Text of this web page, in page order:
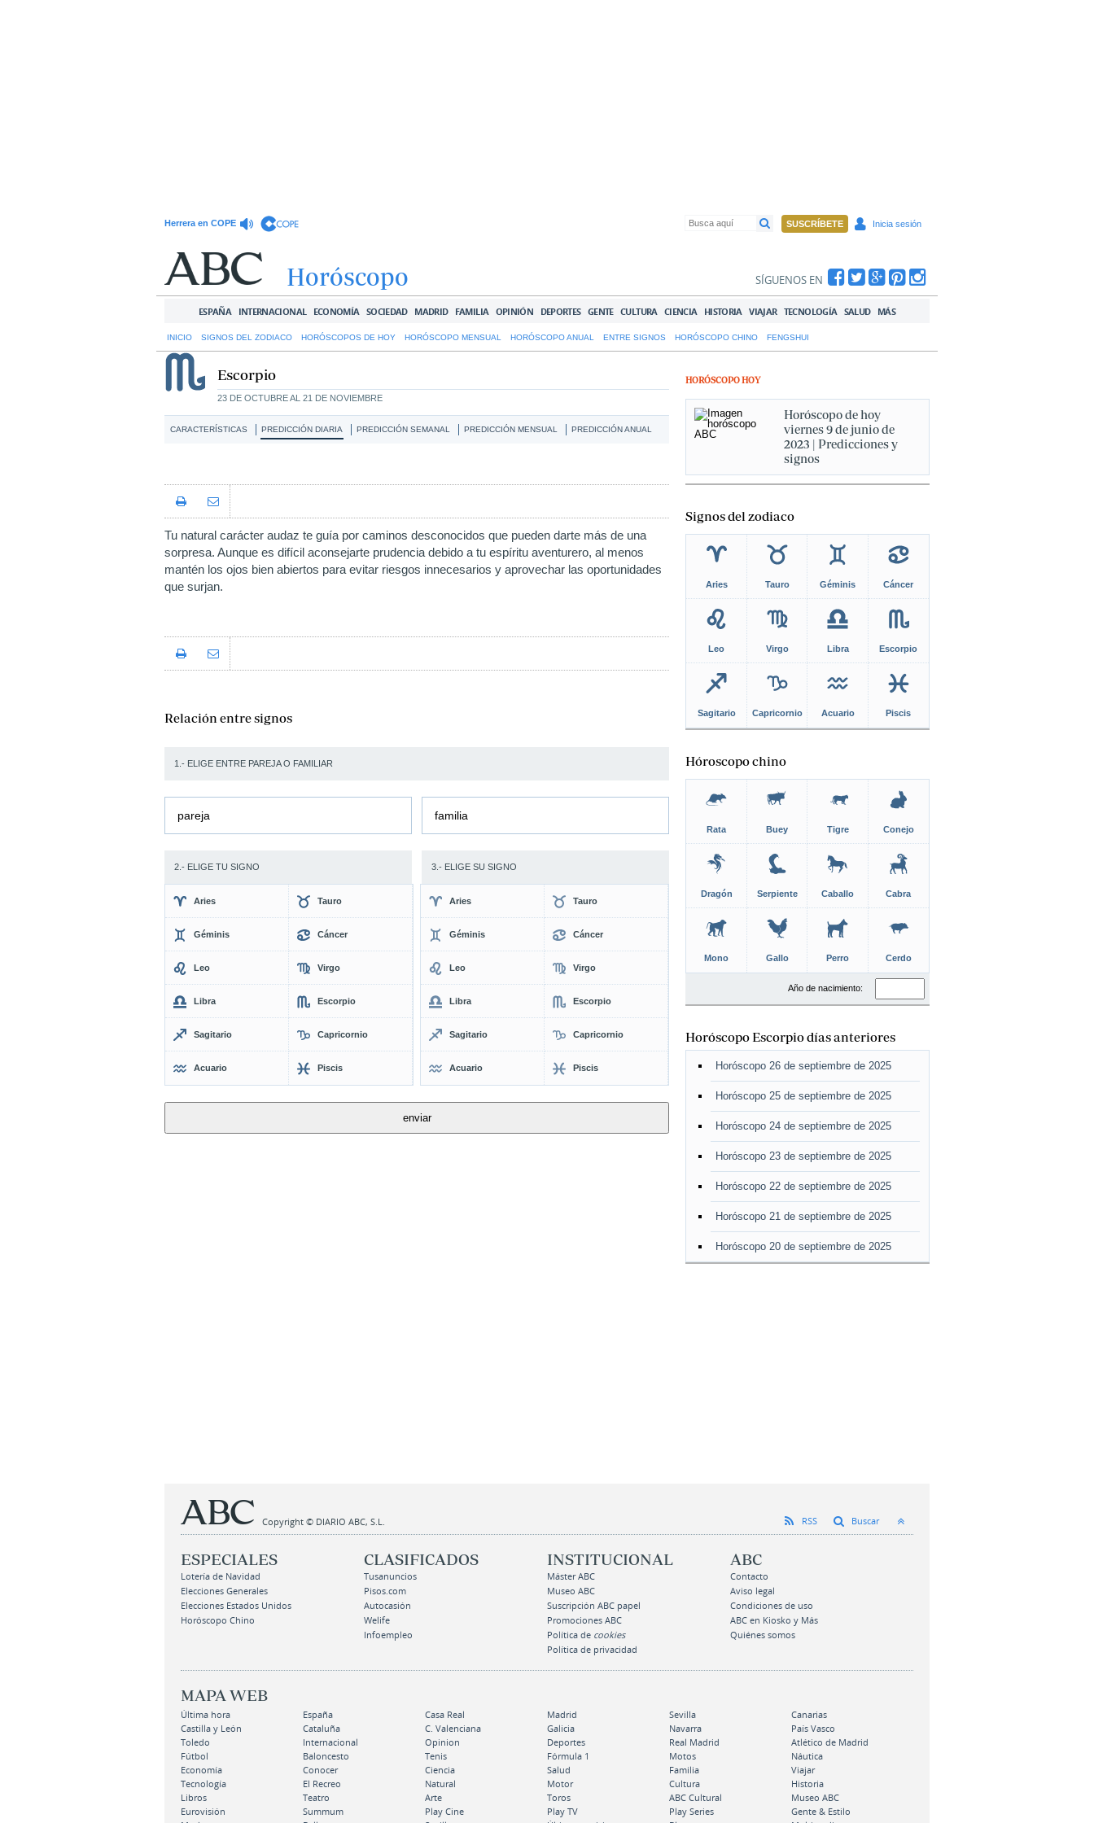
SUSCRÍBETE Inicia sesión
Herrera en COPE
SÍGUENOS EN
ESPAÑA INTERNACIONAL ECONOMÍA SOCIEDAD MADRID FAMILIA OPINIÓN DEPORTES GENTE CULTURA CIENCIA HISTORIA VIAJAR TECNOLOGÍA SALUD MÁS
INICIO SIGNOS DEL ZODIACO HORÓSCOPOS DE HOY HORÓSCOPO MENSUAL HORÓSCOPO ANUAL ENTRE SIGNOS HORÓSCOPO CHINO FENGSHUI
Horóscopo
Escorpio
23 DE OCTUBRE AL 21 DE NOVIEMBRE
CARACTERÍSTICAS PREDICCIÓN DIARIA PREDICCIÓN SEMANAL PREDICCIÓN MENSUAL PREDICCIÓN ANUAL
Tu natural carácter audaz te guía por caminos desconocidos que pueden darte más de una
sorpresa. Aunque es difícil aconsejarte prudencia debido a tu espíritu aventurero, al menos
mantén los ojos bien abiertos para evitar riesgos innecesarios y aprovechar las oportunidades
que surjan.
Relación entre signos
1.- ELIGE ENTRE PAREJA O FAMILIAR
pareja familia
2.- ELIGE TU SIGNO 3.- ELIGE SU SIGNO
Aries Tauro
Géminis Cáncer
Leo Virgo
Libra Escorpio
Sagitario Capricornio
Acuario Piscis
Aries Tauro
Géminis Cáncer
Leo Virgo
Libra Escorpio
Sagitario Capricornio
Acuario Piscis
HORÓSCOPO HOY
Horóscopo de hoy
viernes 9 de junio de
2023 | Predicciones y
signos
Signos del zodiaco
Aries Tauro Géminis Cáncer
Leo Virgo Libra Escorpio
Sagitario Capricornio Acuario Piscis
Hóroscopo chino
Rata Buey Tigre Conejo
Dragón Serpiente Caballo Cabra
Mono Gallo Perro Cerdo
Año de nacimiento:
Horóscopo Escorpio días anteriores
Horóscopo 26 de septiembre de 2025
Horóscopo 25 de septiembre de 2025
Horóscopo 24 de septiembre de 2025
Horóscopo 23 de septiembre de 2025
Horóscopo 22 de septiembre de 2025
Horóscopo 21 de septiembre de 2025
Horóscopo 20 de septiembre de 2025
Copyright © DIARIO ABC, S.L. RSS Buscar
ESPECIALES
Lotería de Navidad
Elecciones Generales
Elecciones Estados Unidos
Horóscopo Chino
CLASIFICADOS
Tusanuncios
Pisos.com
Autocasión
Welife
Infoempleo
INSTITUCIONAL
Máster ABC
Museo ABC
Suscripción ABC papel
Promociones ABC
Política de cookies
Política de privacidad
ABC
Contacto
Aviso legal
Condiciones de uso
ABC en Kiosko y Más
Quiénes somos
MAPA WEB
Última hora España Casa Real Madrid Sevilla
Canarias
Castilla y León
Cataluña C. Valenciana Galicia Navarra
País Vasco
Toledo
Internacional Opinion Deportes Real Madrid
Atlético de Madrid
Fútbol
Baloncesto Tenis Fórmula 1 Motos
Náutica
Economía
Conocer Ciencia Salud Familia
Viajar
Tecnología
El Recreo Natural Motor Cultura
Historia
Libros
Teatro Arte Toros ABC Cultural
Museo ABC
Eurovisión
Summum Play Cine Play TV Play Series
Gente & Estilo